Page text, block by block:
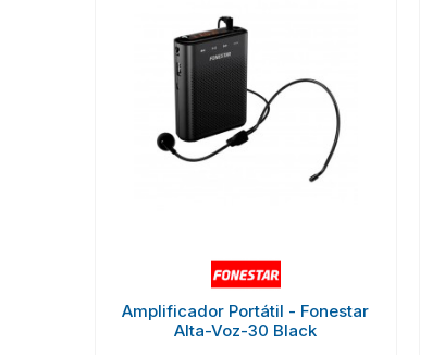
Amplificador Portátil - Fonestar
Alta-Voz-30 Black